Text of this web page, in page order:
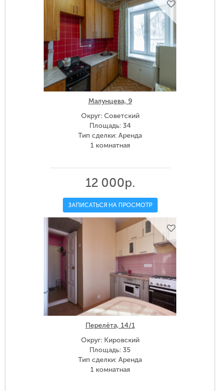
Малунцева, 9
Округ: Советский
Площадь: 34
Тип сделки: Аренда
1 комнатная
12 000р.
ЗАПИСАТЬСЯ НА ПРОСМОТР
Перелёта, 14/1
Округ: Кировский
Площадь: 35
Тип сделки: Аренда
1 комнатная